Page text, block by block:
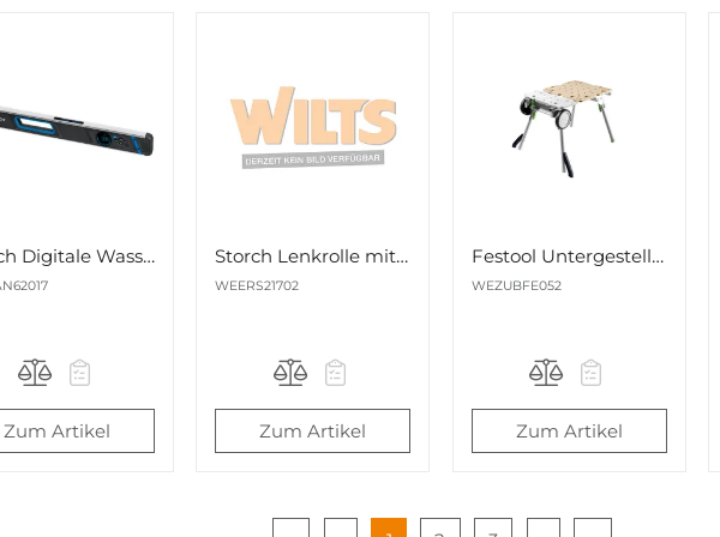
Storch Digitale Wasserwaage Digi60 602,4x60,1x28,6mm Nr. 620170
Zum Artikel
Storch Lenkrolle mit Feststeller 125x32cm Nr. 21701
WEERS21702
Zum Artikel
Festool Untergestell UG-CSC-SYS für CSC SYS 50 580x580mm Nr. 577001
WEZUBFE052
Zum Artikel